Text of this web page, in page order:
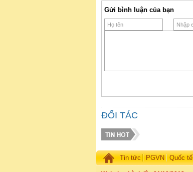
Gửi bình luận của bạn
ĐỐI TÁC
Tin tức PGVN Quốc tế